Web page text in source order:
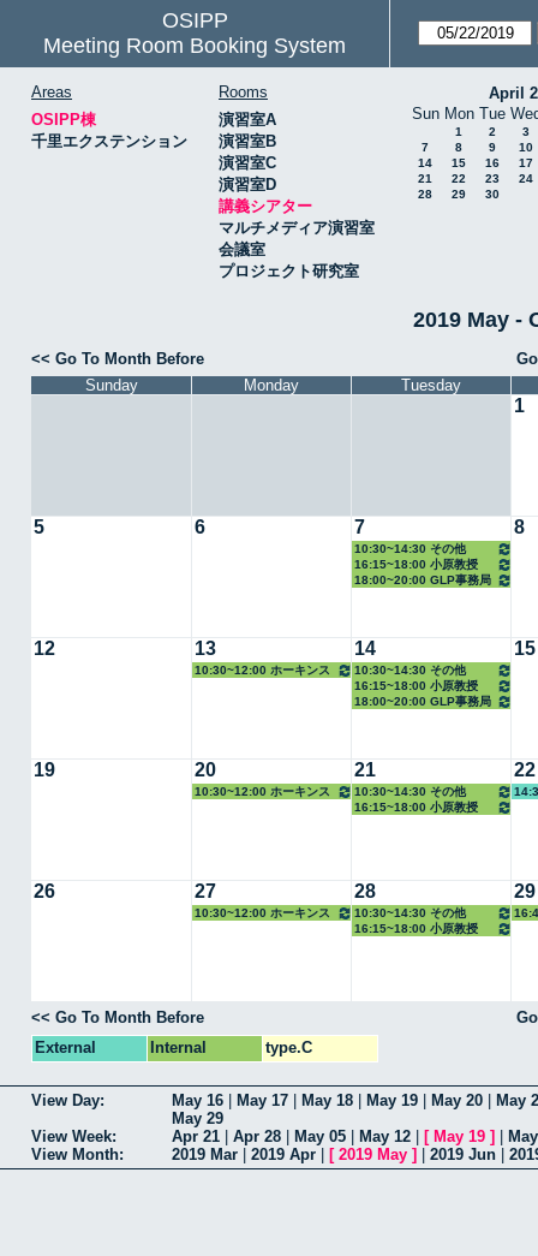
OSIPP
Meeting Room Booking System
Areas
OSIPP棟
千里エクステンション
Rooms
演習室A
演習室B
演習室C
演習室D
講義シアター
マルチメディア演習室
会議室
プロジェクト研究室
April
Sun Mon Tue
1 2
3
7
8 9
10
14
15 16
17
21
22 23
24
28
29 30
2019 May -
<< Go To Month Before
Sunday
Monday Tuesday
1
5 6 7
10:30~14:30 その他
16:15~18:00 小原教授
18:00~20:00 GLP事務局
8
12 13
10:30~12:00 ホーキンス
14
10:30~14:30 その他
16:15~18:00 小原教授
18:00~20:00 GLP事務局
15
19 20
10:30~12:00 ホーキンス
21
10:30~14:30 その他
16:15~18:00 小原教授
22
26 27
10:30~12:00 ホーキンス
28
10:30~14:30 その他
16:15~18:00 小原教授
29
<< Go To Month Before
External
Internal type.C
View Day: May 16 May 17 May 18 May 19 May 20
May
May 29
View Week:
Apr 21 Apr 28 May 05 May 12 [ May 19 ]
View Month:
2019 Mar 2019 Apr [ 2019 May ] 2019 Jun